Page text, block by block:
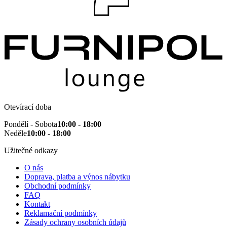
Otevírací doba
Pondělí - Sobota10:00 - 18:00
Neděle10:00 - 18:00
Užitečné odkazy
O nás
Doprava, platba a výnos nábytku
Obchodní podmínky
FAQ
Kontakt
Reklamační podmínky
Zásady ochrany osobních údajů